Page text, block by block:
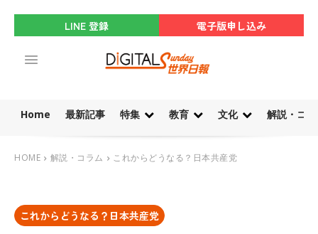
LINE 登録 電子版申し込み
Home 最新記事 特集 教育 文化 解説・コ
HOME 解説・コラム これからどうなる？日本共産党
これからどうなる？日本共産党